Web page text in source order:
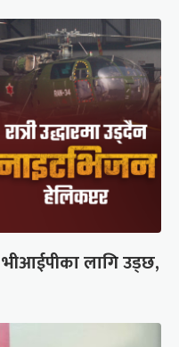
लागि उड्छ,